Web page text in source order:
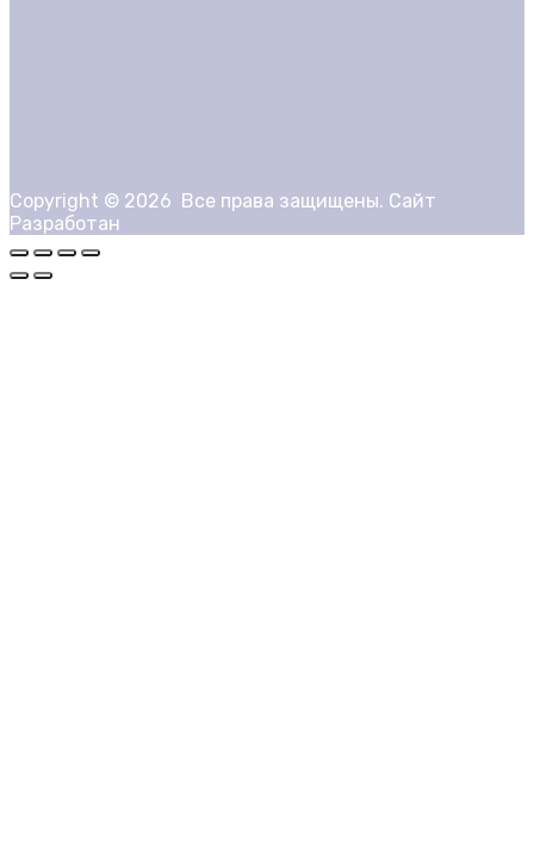
Copyright © 2026 Все права защищены. Сайт
Разработан